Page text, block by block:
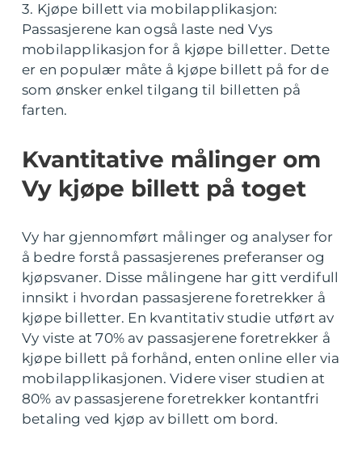
3. Kjøpe billett via mobilapplikasjon:
Passasjerene kan også laste ned Vys
mobilapplikasjon for å kjøpe billetter. Dette
er en populær måte å kjøpe billett på for de
som ønsker enkel tilgang til billetten på
farten.
Kvantitative målinger om
Vy kjøpe billett på toget
Vy har gjennomført målinger og analyser for
å bedre forstå passasjerenes preferanser og
kjøpsvaner. Disse målingene har gitt verdifull
innsikt i hvordan passasjerene foretrekker å
kjøpe billetter. En kvantitativ studie utført av
Vy viste at 70% av passasjerene foretrekker å
kjøpe billett på forhånd, enten online eller via
mobilapplikasjonen. Videre viser studien at
80% av passasjerene foretrekker kontantfri
betaling ved kjøp av billett om bord.